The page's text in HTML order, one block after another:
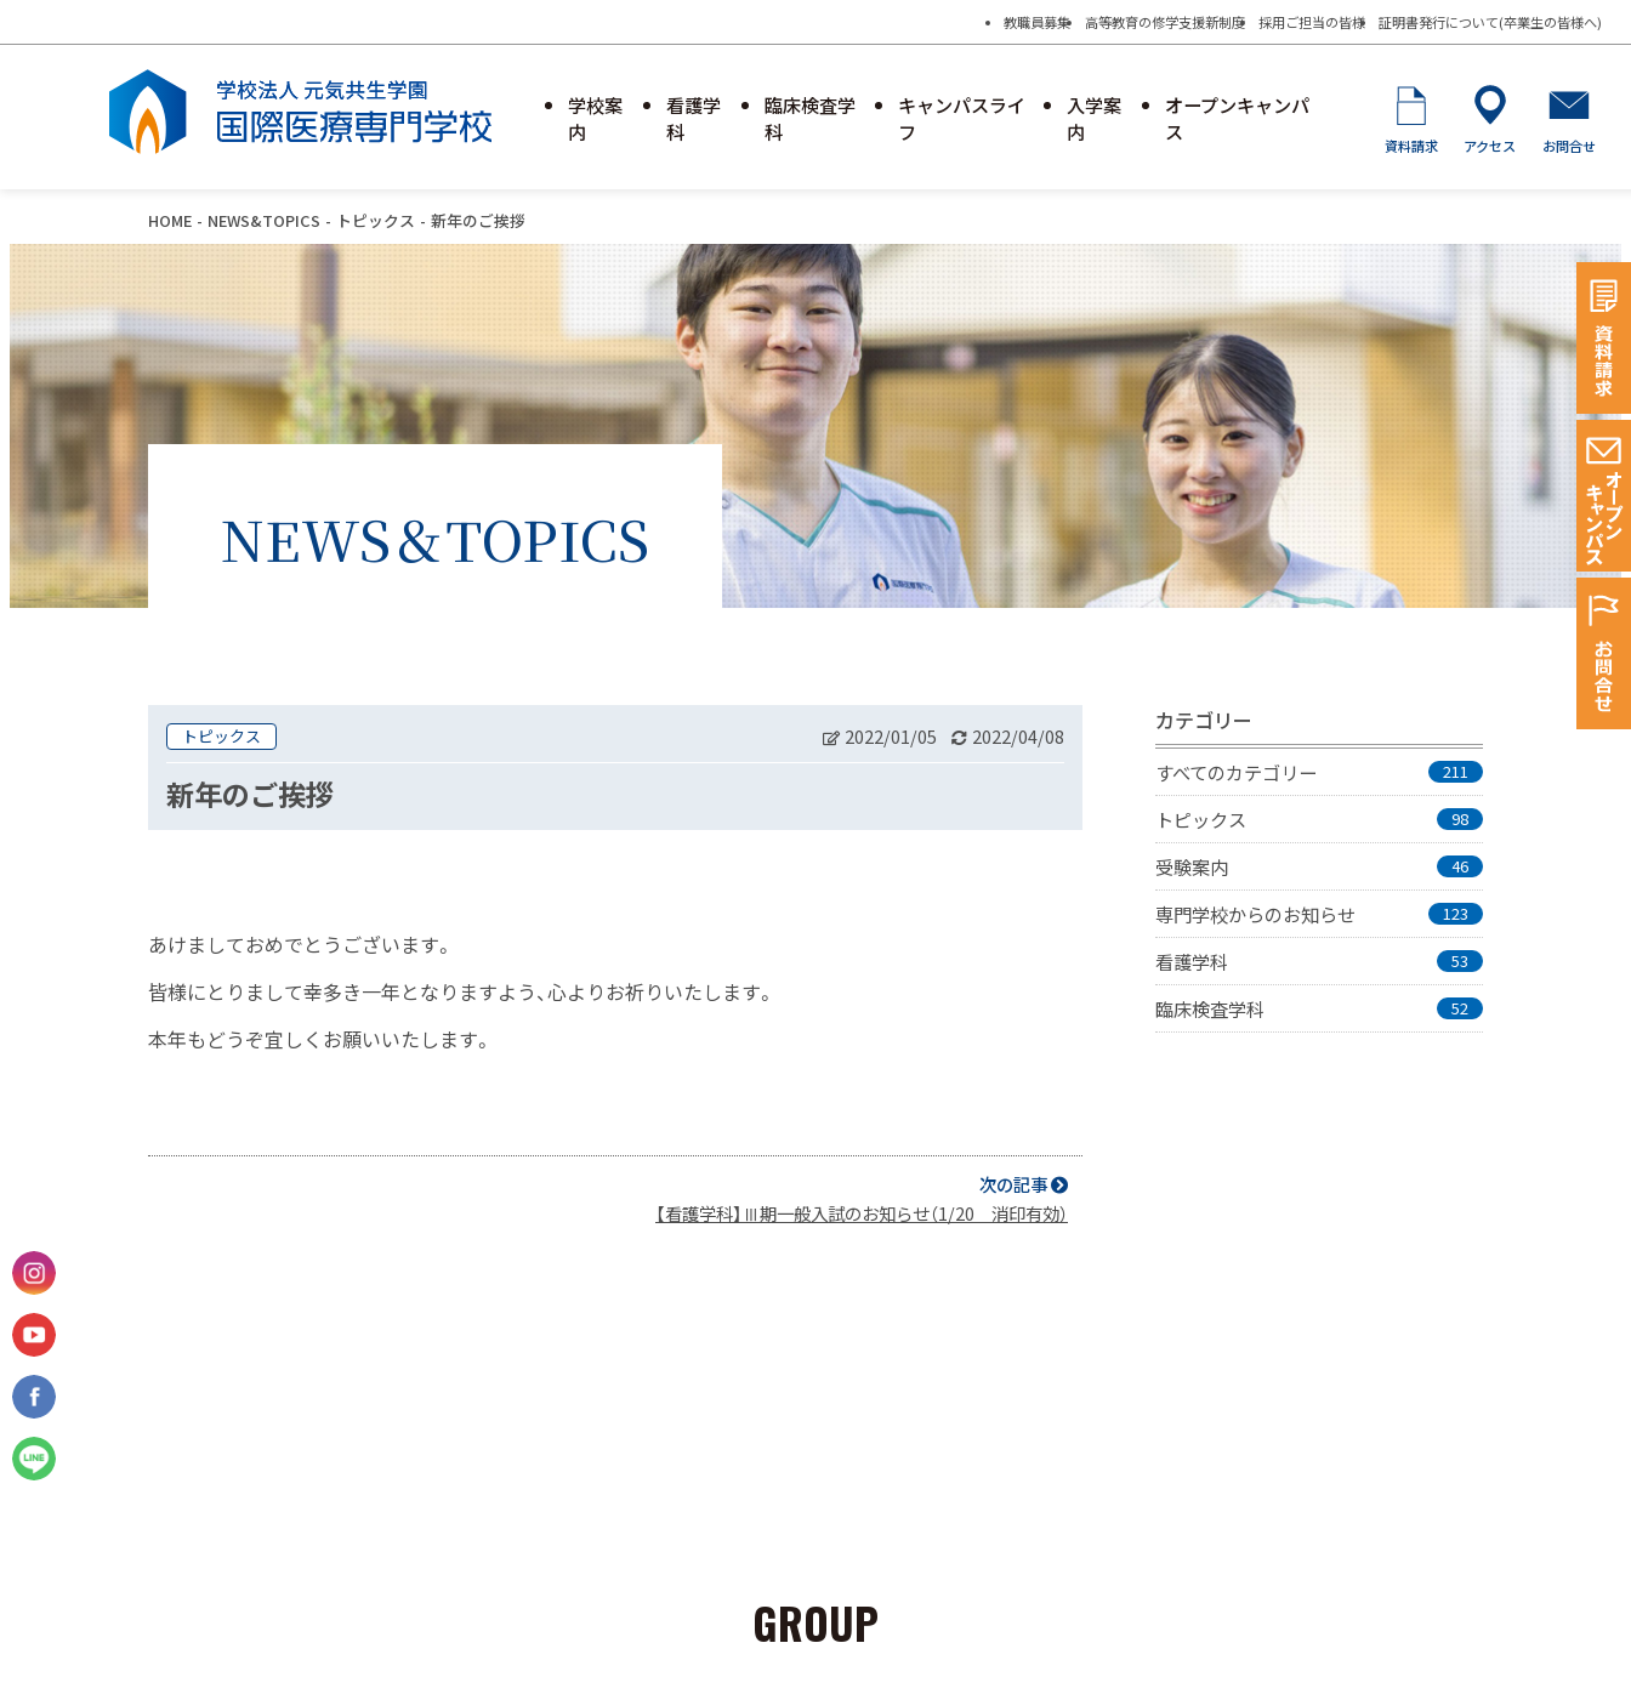
教職員募集 高等教育の修学支援新制度 採用ご担当の皆様 証明書発行について(卒業生の皆様へ)
学校案
内
学校案内
学園のあゆみ
アクセス・学校所在地 学校評価
財務状況 学則および教育課程
障害のある学生支援に関するガイド
ライン
看護学
科
看護学科
学科長メッセージ
病院実習 就職・進路
看護師とは？
臨床検査学
科
臨床検査学科
学科長メッセージ
病院実習 就職・進路
臨床検査技師とは？
キャンパスライ
フ
キャンパスライフ
キャンパスカレンダー
学生寮
入学案
内
入学案内
臨床検査学科募集要項
出願書類ダウンロード 過去の試験問題
WEB出願の流れ 留学生募集要項
りゅうがくせいぼしゅうようこう
オープンキャンパ
ス
オープンキャンパス
会
SNSのご案内
資料請求 アクセス お問合せ
HOME NEWS&TOPICS トピックス 新年のご挨拶
NEWS＆TOPICS
トピックス 2022/01/05 2022/04/08
新年のご挨拶
あけましておめでとうございます。
皆様にとりまして幸多き一年となりますよう、心よりお祈りいたします。
本年もどうぞ宜しくお願いいたします。
次の記事
【看護学科】Ⅲ期一般入試のお知らせ（1/20 消印有効）
カテゴリー
すべてのカテゴリー 211
トピックス 98
受験案内 46
専門学校からのお知らせ 123
看護学科 53
臨床検査学科 52
GROUP